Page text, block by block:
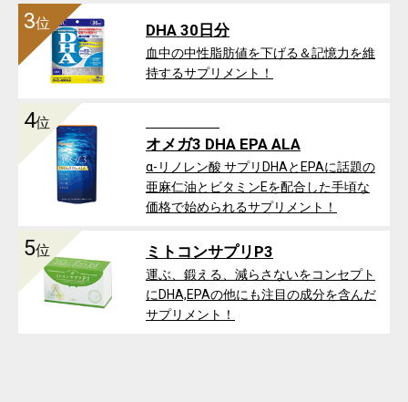
3位 DHA 30日分
血中の中性脂肪値を下げる＆記憶力を維
持するサプリメント！
4位
オメガ3 DHA EPA ALA
α-リノレン酸 サプリDHAとEPAに話題の
亜麻仁油とビタミンEを配合した手頃な
価格で始められるサプリメント！
5位 ミトコンサプリP3
運ぶ、鍛える、減らさないをコンセプト
にDHA,EPAの他にも注目の成分を含んだ
サプリメント！